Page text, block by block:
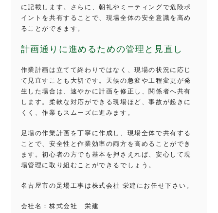
に記載します。さらに、朝礼やミーティングで危険ポ
イントを共有することで、現場全体の安全意識を高め
ることができます。
計画通りに進めるための管理と見直し
作業計画は立てて終わりではなく、現場の状況に応じ
て見直すことも大切です。天候の急変や工程変更が発
生した場合は、速やかに計画を修正し、関係者へ共有
します。柔軟な対応ができる現場ほど、事故が起きに
くく、作業もスムーズに進みます。
足場の作業計画を丁寧に作成し、現場全体で共有する
ことで、安全性と作業効率の両方を高めることができ
ます。初心者の方でも基本を押さえれば、安心して現
場管理に取り組むことができるでしょう。
名古屋市の足場工事は株式会社 栄建にお任せ下さい。
会社名：株式会社 栄建